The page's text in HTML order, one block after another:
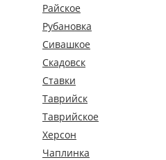
Райское
Рубановка
Сивашкое
Скадовск
Ставки
Таврийск
Таврийское
Херсон
Чаплинка